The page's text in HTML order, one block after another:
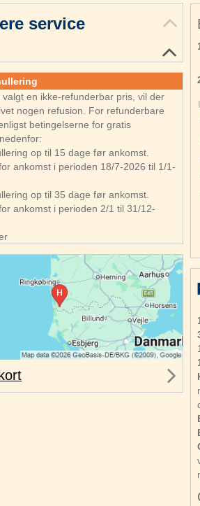
service
valgt en ikke-refunderbar pris, vil der
nogen refusion. For refunderbare
betingelserne for gratis
op til 15 dage før ankomst.
ankomst i perioden 18/7-2026 til 1/1-
op til 35 dage før ankomst.
ankomst i perioden 2/1 til 31/12-